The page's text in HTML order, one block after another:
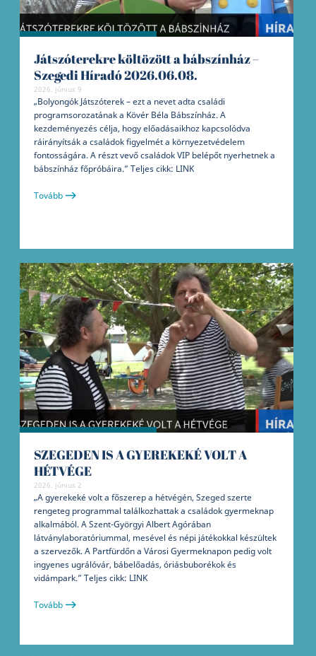
Játszóterekre költözött a bábszínház –
Szegedi Híradó 2026.06.08.
2026. június 9
„Bolyongók Játszóterek – ezt a nevet adta családi
programsorozatának a Kövér Béla Bábszínház. A
kezdeményezés célja, hogy előadásaikhoz kapcsolódva
ráirányítsák a családok figyelmét a környezetvédelem
fontosságára. A részt vevő családok VIP belépőt nyerhetnek a
bábszínház főpróbáira.” Teljes cikk: LINK
Tovább
SZEGEDEN IS A GYEREKEKÉ VOLT A
HÉTVÉGE
2026. június 2
„A gyerekeké volt a főszerep a hétvégén, Szeged szerte
rengeteg programmal találkozhattak a családok gyermeknap
alkalmából. A Szent-Györgyi Albert Agórában
látványlaboratóriummal, mesével és népi játékokkal készültek
a szervezők. A Partfürdőn a Városi Gyermeknapon pedig volt
ingyenes ugrálóvár, bábelőadás, óriásbuborékok és
vidámpark.” Teljes cikk: LINK
Tovább